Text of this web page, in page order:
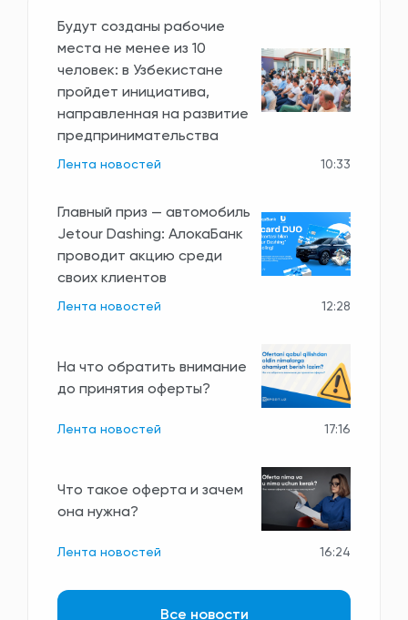
Будут созданы рабочие
места не менее из 10
человек: в Узбекистане
пройдет инициатива,
направленная на развитие
предпринимательства
Лента новостей 10:33
Главный приз — автомобиль
Jetour Dashing: АлокаБанк
проводит акцию среди
своих клиентов
Лента новостей 12:28
На что обратить внимание
до принятия оферты?
Лента новостей 17:16
Что такое оферта и зачем
она нужна?
Лента новостей 16:24
Все новости